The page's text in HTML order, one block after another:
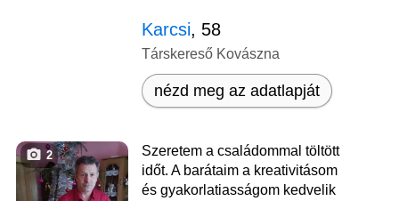
Karcsi, 58
Társkereső Kovászna
nézd meg az adatlapját
2
Szeretem a családommal töltött
időt. A barátaim a kreativitásom
és gyakorlatiasságom kedvelik